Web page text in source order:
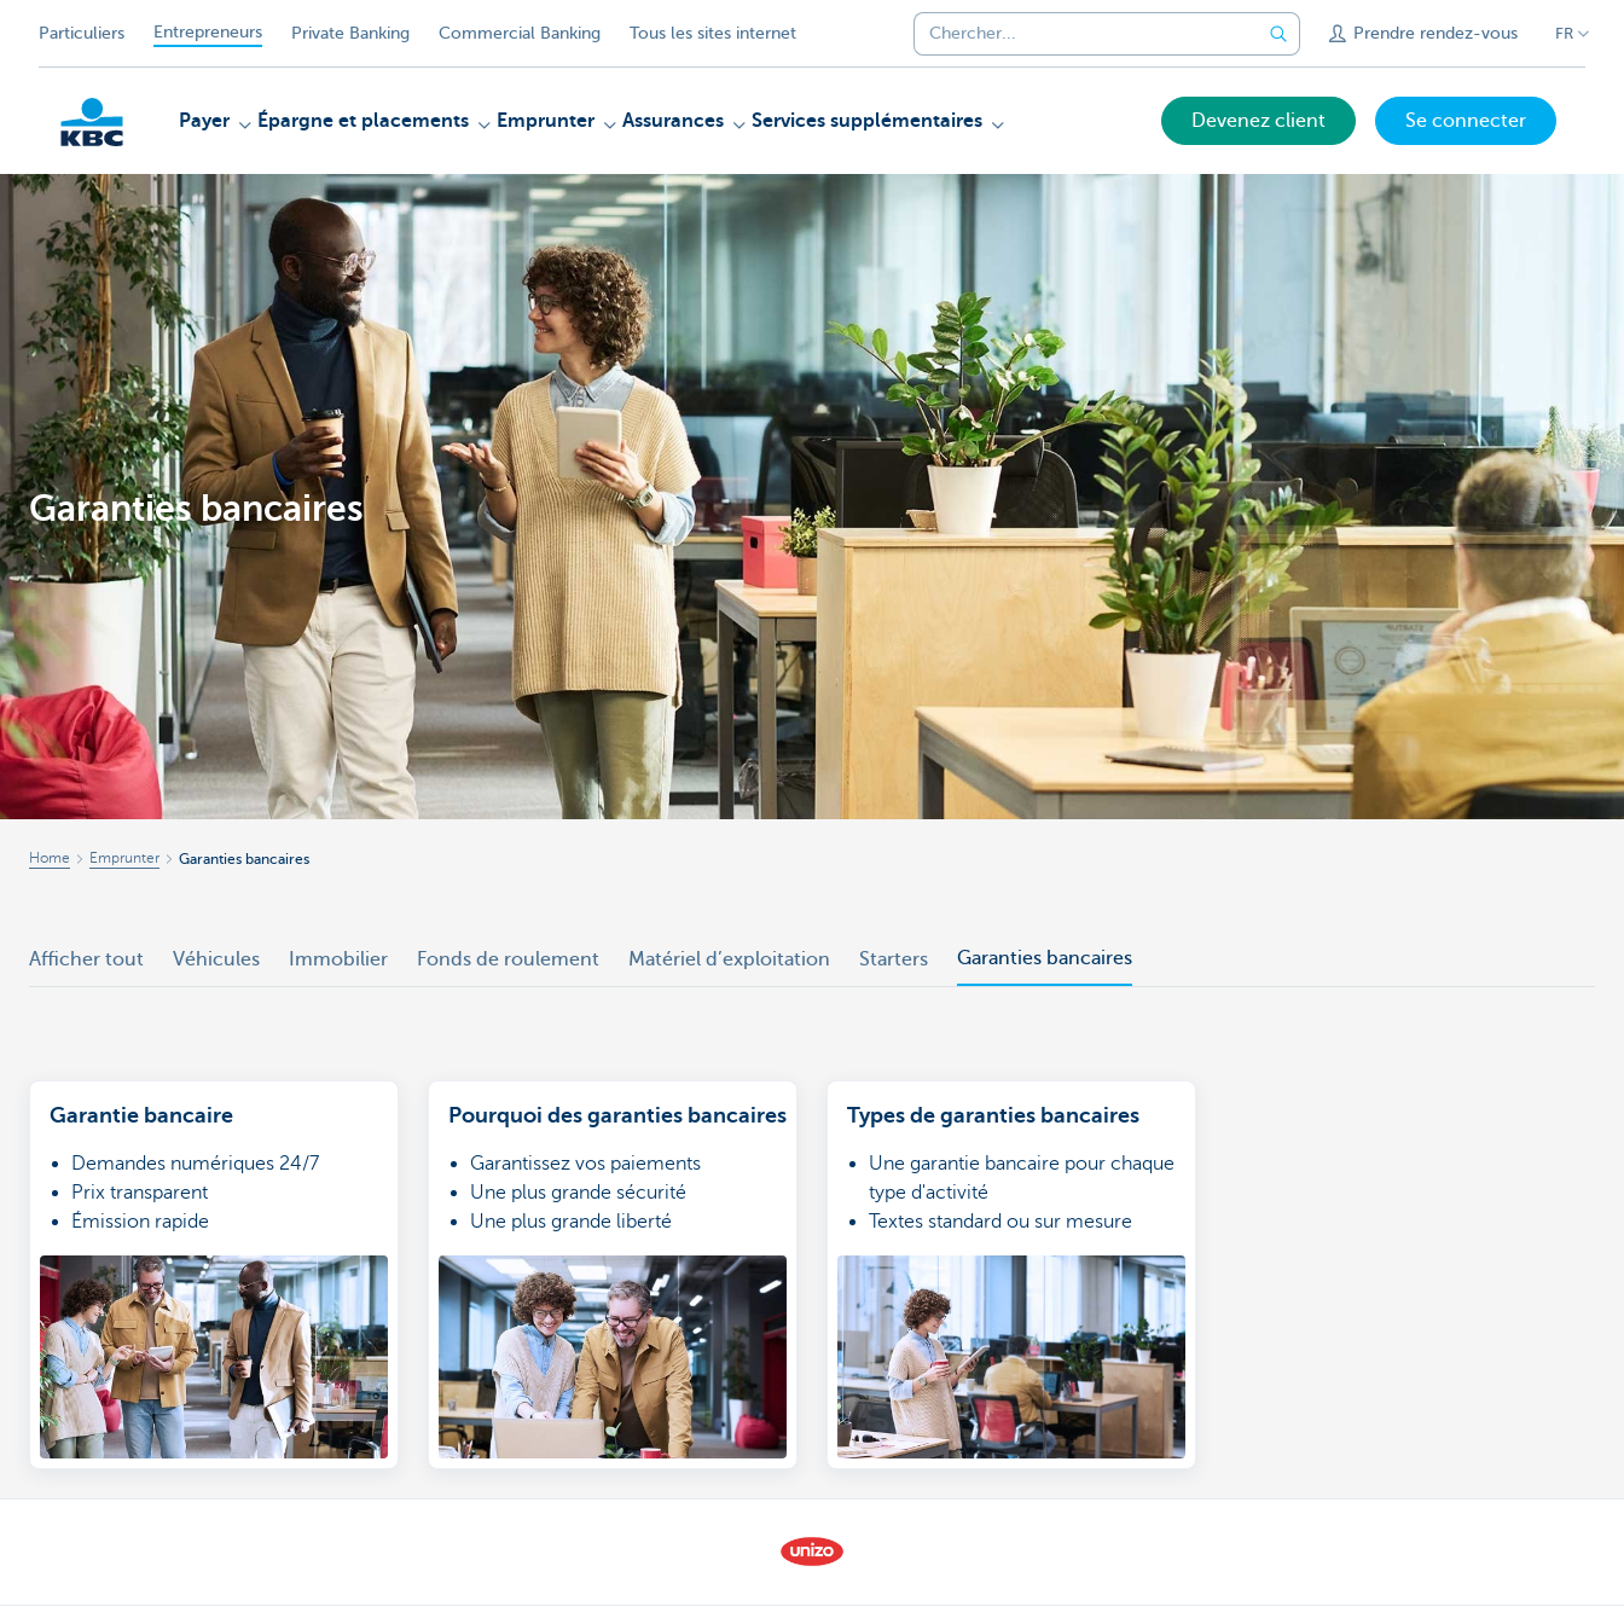
Particuliers Entrepreneurs Private Banking Commercial Banking Tous les sites internet Prendre rendez-vous FR
KBC
Entrepreneurs
Payer Épargne et placements Emprunter Assurances Services supplémentaires Devenez client Se connecter
Garanties bancaires
Home Emprunter Garanties bancaires
Afficher tout Véhicules Immobilier Fonds de roulement Matériel d’exploitation Starters Garanties bancaires
Garantie bancaire
Demandes numériques 24/7
Prix transparent
Émission rapide
Pourquoi des garanties bancaires
Garantissez vos paiements
Une plus grande sécurité
Une plus grande liberté
Types de garanties bancaires
Une garantie bancaire pour chaque
type d'activité
Textes standard ou sur mesure
Peu d'administration